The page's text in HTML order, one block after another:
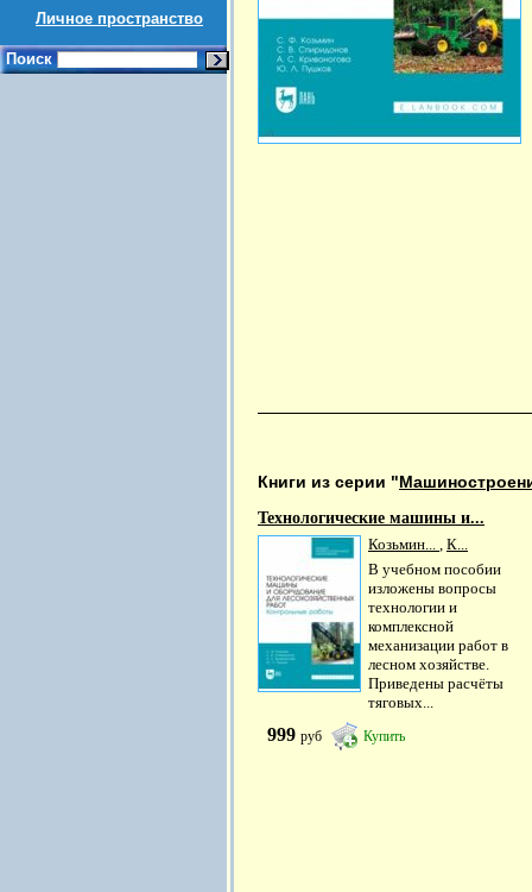
Личное пространство
Поиск
Книги из серии "
Технологические машины и...
Козьмин...
К...
В учебном пособии
изложены вопросы
технологии и
комплексной
механизации работ в
лесном хозяйстве.
Приведены расчёты
тяговых...
999 руб Купить